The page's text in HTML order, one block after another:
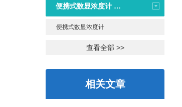
便携式数显浓度计 PAL系列
便携式数显浓度计
查看全部 >>
相关文章